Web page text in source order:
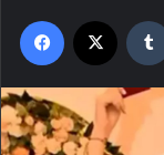
Facebook